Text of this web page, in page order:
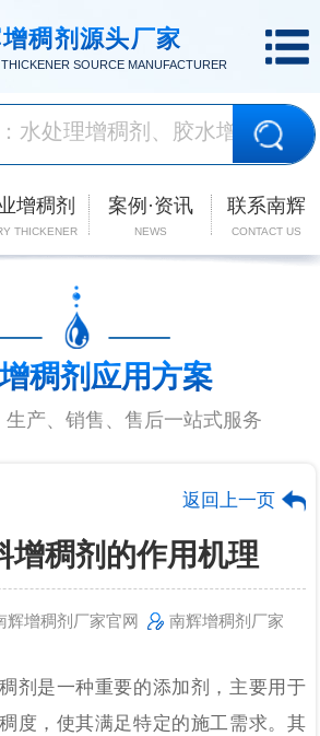
稠剂源头厂家
SOURCE MANUFACTURER
增稠剂
THICKENER
案例·资讯
NEWS
联系南辉
CONTACT US
稠剂应用方案
产、销售、售后一站式服务
返回上一页
增稠剂的作用机理
辉增稠剂厂家官网 南辉增稠剂厂家
剂是一种重要的添加剂，主要用于
度，使其满足特定的施工需求。其